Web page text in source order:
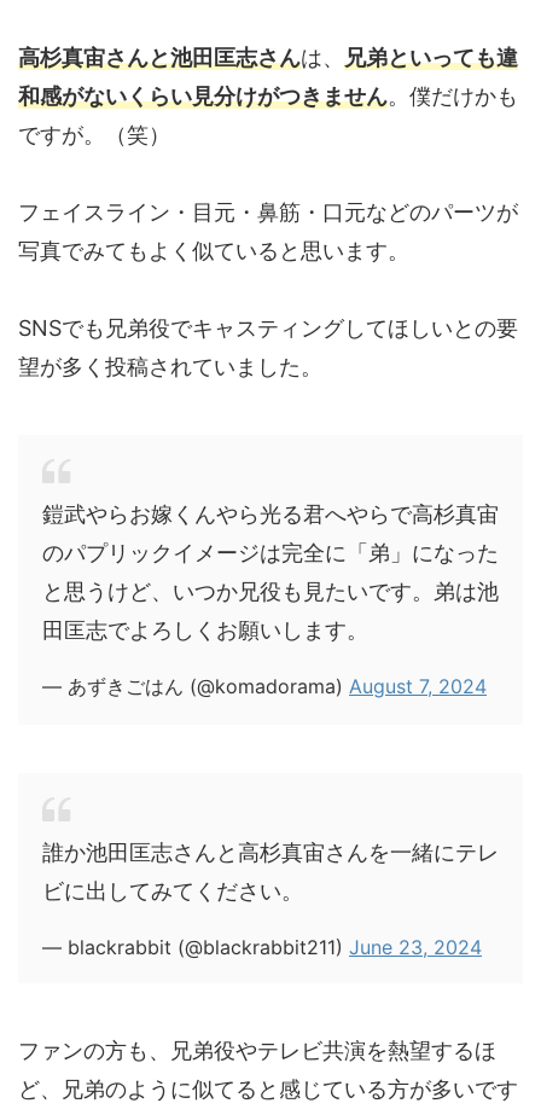
高杉真宙さんと池田匡志さんは、 兄弟といっても違
和感がないくらい見分けがつきません。僕だけかも
ですが。（笑）
フェイスライン・目元・鼻筋・口元などのパーツが
写真でみてもよく似ていると思います。
SNSでも兄弟役でキャスティングしてほしいとの要
望が多く投稿されていました。
鎧武やらお嫁くんやら光る君へやらで高杉真宙
のパプリックイメージは完全に「弟」になった
と思うけど、いつか兄役も見たいです。弟は池
田匡志でよろしくお願いします。
— あずきごはん (@komadorama) August 7, 2024
誰か池田匡志さんと高杉真宙さんを一緒にテレ
ビに出してみてください。
— blackrabbit (@blackrabbit211) June 23, 2024
ファンの方も、兄弟役やテレビ共演を熱望するほ
ど、兄弟のように似てると感じている方が多いです